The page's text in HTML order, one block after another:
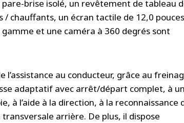
brise isolé, un revêtement de tableau
/ chauffants, un écran tactile de 12,0
et une caméra à 360 degrés sont
l’assistance au conducteur, grâce au
adaptatif avec arrêt/départ complet, à un
à l’aide à la direction, à la reconnaissance
arrière. De plus, il dispose